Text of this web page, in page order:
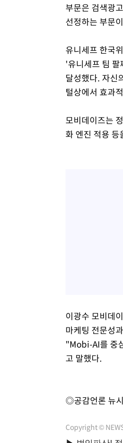
부문은 검색광
선정하는 부문
유니세프 한국
'유니세프 팀
달성했다. 자신
털상에서 효과
모비데이즈는
화 엔진 적용 등
이광수 모비데
마케팅 전문성
"Mobi-AI를 중
고 말했다.
◎공감언론 뉴
Copyright ©